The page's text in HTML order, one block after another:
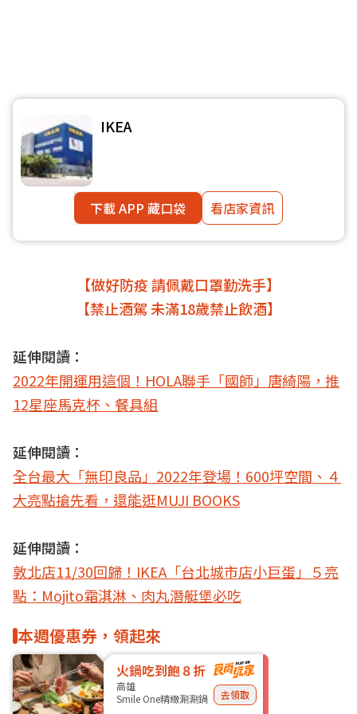
IKEA
下載 APP 藏口袋 看店家資訊
【做好防疫 請佩戴口罩勤洗手】
【禁止酒駕 未滿18歲禁止飲酒】
延伸閱讀：
2022年開運用這個！HOLA聯手「國師」唐綺陽，推
12星座馬克杯、餐具組
延伸閱讀：
全台最大「無印良品」2022年登場！600坪空間、４
大亮點搶先看，還能逛MUJI BOOKS
延伸閱讀：
敦北店11/30回歸！IKEA「台北城市店小巨蛋」５亮
點：Mojito霜淇淋、肉丸潛艇堡必吃
本週優惠券，領起來
火鍋吃到飽８折
高雄
Smile One精緻涮涮鍋
去領取